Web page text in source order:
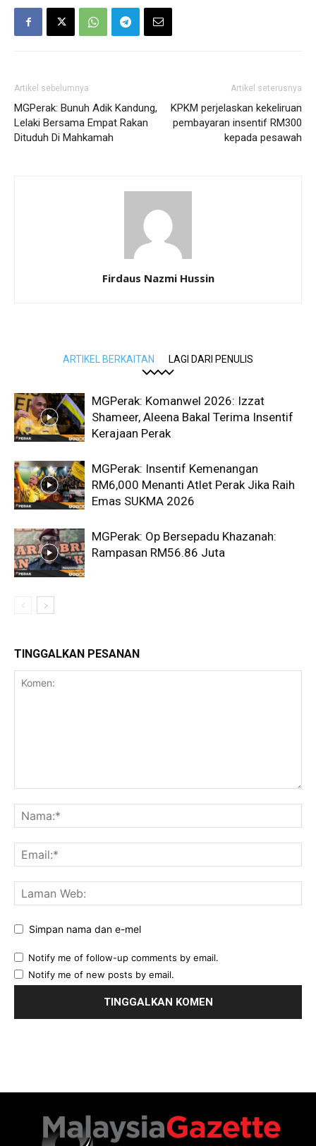
Artikel sebelumnya
MGPerak: Bunuh Adik Kandung,
Lelaki Bersama Empat Rakan
Dituduh Di Mahkamah
Artikel seterusnya
KPKM perjelaskan kekeliruan
pembayaran insentif RM300
kepada pesawah
Firdaus Nazmi Hussin
ARTIKEL BERKAITAN LAGI DARI PENULIS
MGPerak: Komanwel 2026: Izzat
Shameer, Aleena Bakal Terima Insentif
Kerajaan Perak
MGPerak: Insentif Kemenangan
RM6,000 Menanti Atlet Perak Jika Raih
Emas SUKMA 2026
MGPerak: Op Bersepadu Khazanah:
Rampasan RM56.86 Juta
TINGGALKAN PESANAN
Simpan nama dan e-mel
Notify me of follow-up comments by email.
Notify me of new posts by email.